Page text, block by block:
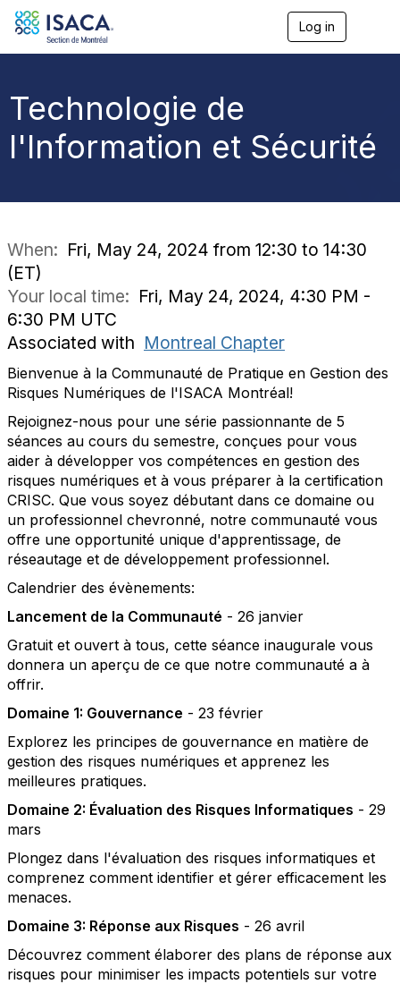
Log in
a
v
a
Technologie de
l'Information et Sécurité
When: Fri, May 24, 2024 from 12:30 to 14:30
(ET)
Your local time: Fri, May 24, 2024, 4:30 PM -
6:30 PM UTC
Associated with Montreal Chapter
Bienvenue à la Communauté de Pratique en Gestion des
Risques Numériques de l'ISACA Montréal!
Rejoignez-nous pour une série passionnante de 5
séances au cours du semestre, conçues pour vous
aider à développer vos compétences en gestion des
risques numériques et à vous préparer à la certification
CRISC. Que vous soyez débutant dans ce domaine ou
un professionnel chevronné, notre communauté vous
offre une opportunité unique d'apprentissage, de
réseautage et de développement professionnel.
Calendrier des évènements:
Lancement de la Communauté - 26 janvier
Gratuit et ouvert à tous, cette séance inaugurale vous
donnera un aperçu de ce que notre communauté a à
offrir.
Domaine 1: Gouvernance - 23 février
Explorez les principes de gouvernance en matière de
gestion des risques numériques et apprenez les
meilleures pratiques.
Domaine 2: Évaluation des Risques Informatiques - 29
mars
Plongez dans l'évaluation des risques informatiques et
comprenez comment identifier et gérer efficacement les
menaces.
Domaine 3: Réponse aux Risques - 26 avril
Découvrez comment élaborer des plans de réponse aux
risques pour minimiser les impacts potentiels sur votre